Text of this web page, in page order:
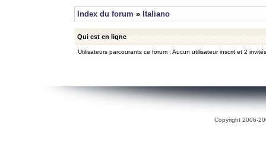
Index du forum » Italiano
Qui est en ligne
Utilisateurs parcourants ce forum : Aucun utilisateur inscrit et 2 invités
Copyright 2006-